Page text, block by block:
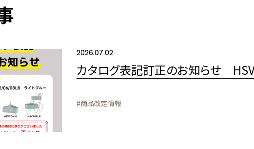
2026.07.02
カタログ表記訂正のお知らせ
#商品改定情報